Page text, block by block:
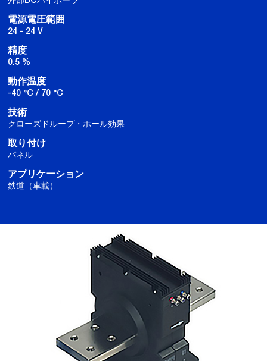
電源電圧範囲
24 - 24 V
精度
0.5 %
動作温度
-40 °C / 70 °C
技術
クローズドループ・ホール効果
取り付け
パネル
アプリケーション
鉄道（車載）